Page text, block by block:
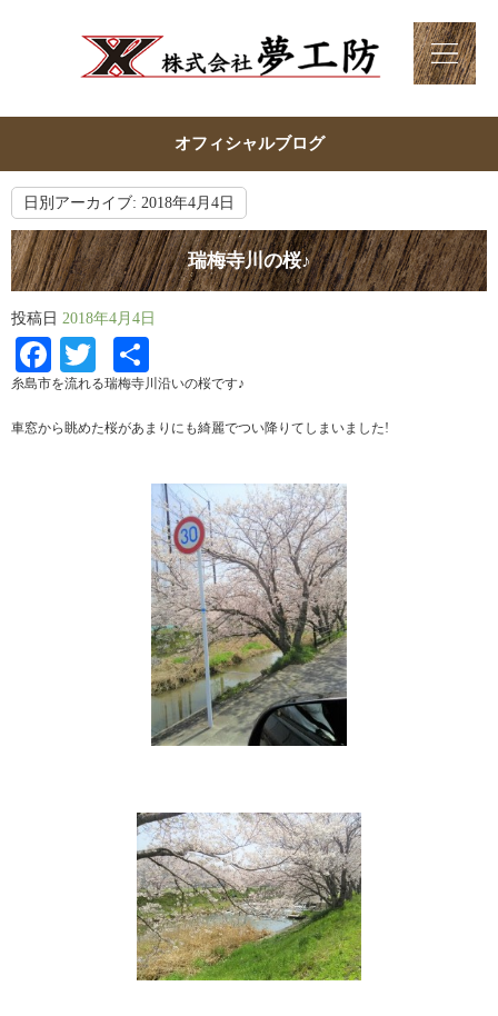
オフィシャルブログ
日別アーカイブ: 2018年4月4日
瑞梅寺川の桜♪
投稿日 2018年4月4日
Facebook
Twitter
有
糸島市を流れる瑞梅寺川沿いの桜です♪
車窓から眺めた桜があまりにも綺麗でつい降りてしまいました!